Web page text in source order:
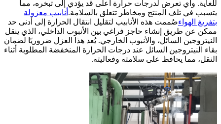
للغاية. وأي تعرض لدرجات حرارة أعلى قد يؤدي إلى تبخره، مما
يتسبب في تلف المنتج ومخاطر تتعلق بالسلامة. أنابيب معزولة
بتفريغ الهواءصُممت هذه الأنابيب لتقليل انتقال الحرارة إلى أدنى حد
ممكن عن طريق إنشاء حاجز فراغي بين الأنبوب الداخلي، الذي ينقل
النيتروجين السائل، والأنبوب الخارجي. يُعد هذا العزل ضروريًا لضمان
بقاء النيتروجين السائل عند درجات الحرارة المنخفضة المطلوبة أثناء
النقل، مما يحافظ على سلامته وفعاليته.